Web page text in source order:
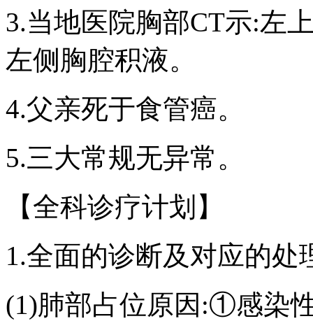
3.当地医院胸部CT示:左
左侧胸腔积液。
4.父亲死于食管癌。
5.三大常规无异常。
【全科诊疗计划】
1.全面的诊断及对应的处
(1)肺部占位原因:①感染